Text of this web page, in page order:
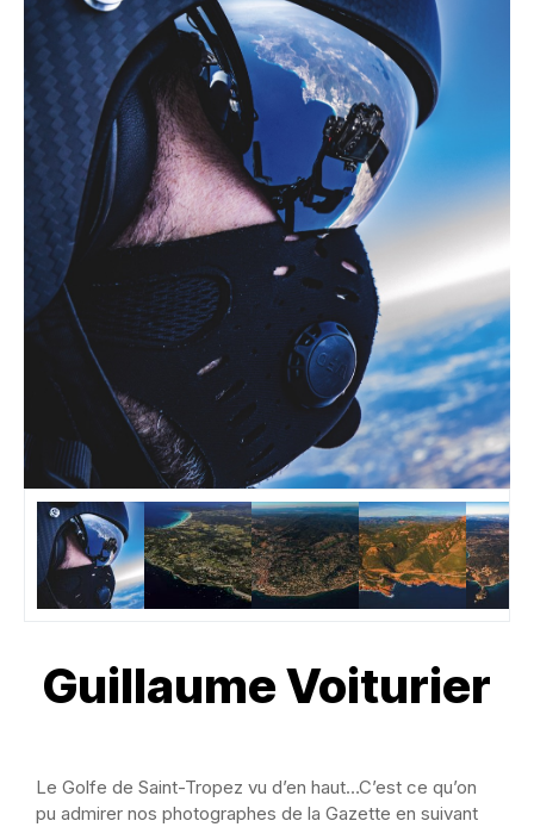
Guillaume Voiturier
Le Golfe de Saint-Tropez vu d’en haut…C’est ce qu’on
pu admirer nos photographes de la Gazette en suivant